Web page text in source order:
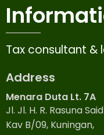
Tax consultant &
Address
Menara Duta Lt. 7A
Jl. Jl. H. R. Rasuna
Kav B/09, Kuningan,